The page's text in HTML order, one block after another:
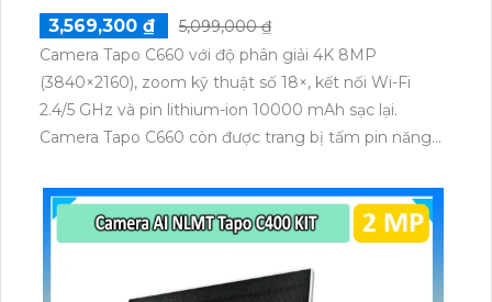
nghiệm sự kết nối liền mạch và linh hoạt trong việc
tiếp cận thông tin và dịch vụ trên mạng.Tiếp tục giúp
tôi cung cấp thông tin cụ thể hơn về thiết bị
Roamming công nghệ Wifi Marketing và trang bị
Roamming của switch thiết bị nối mạng RG-
này.Roaming Wifi Marketing công nghệ tự động
kích hoạt giúp Switch RG-NBS7006 nâng cấp hiệu
suất mạng. Thiết bị này kết nối tự động giữa các
Access Point để đảm bảo mịn màng khi chuyển
3,569,300 ₫
5,099,000 ₫
Camera Tapo C660 với độ phân giải 4K 8MP
(3840×2160), zoom kỹ thuật số 18×, kết nối Wi-Fi
2.4/5 GHz và pin lithium-ion 10000 mAh sạc lại.
Camera Tapo C660 còn được trang bị tấm pin năng
thú cưng, phương tiện, lưu trữ thẻ microSD tối đa 512
GB.